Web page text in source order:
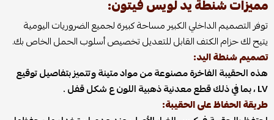
مميزاتشنطة يد لويس فيتون:
توفر التصميم الداخلي الكبير مساحة كبيرة لجميع الضروريات اليومية
يتيح لك حزام الكتف القابل للتعديل تخصيص أسلوب الحمل الخاص بك.
تصميم شنطة اليد:
هذه الحقيبة الفاخرة مصنوعة من مواد متينة وتتميز بتفاصيل توقيع
LV ، بما في ذلك قطع معدنية ذهبية اللون ع شكل قفل .
طريقة الحفاظ على الحقيبة: